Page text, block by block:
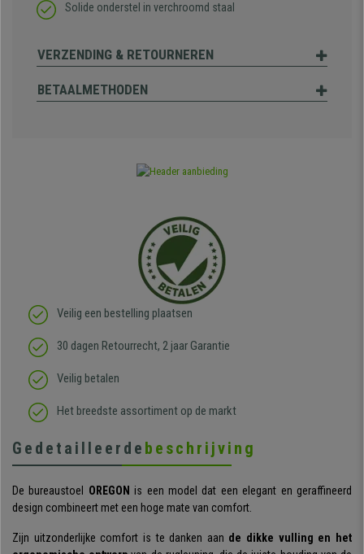
Solide onderstel in verchroomd staal
VERZENDING & RETOURNEREN
BETAALMETHODEN
Veilig een bestelling plaatsen
30 dagen Retourrecht, 2 jaar Garantie
Veilig betalen
Het breedste assortiment op de markt
Gedetailleerde beschrijving
De bureaustoel OREGONis een model dat een elegant en geraffineerd
design combineert met een hoge mate van comfort.
Zijn uitzonderlijke comfort is te danken aan de dikke vulling en het